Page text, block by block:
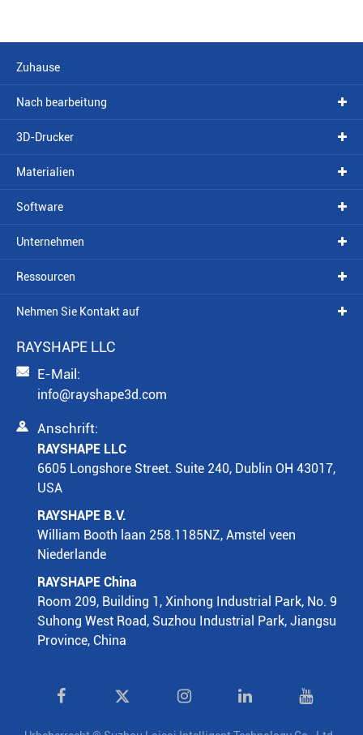
Zuhause
Nach bearbeitung
3D-Drucker
Materialien
Software
Unternehmen
Ressourcen
Nehmen Sie Kontakt auf
RAYSHAPE LLC
 E-Mail:
info@rayshape3d.com
 Anschrift:
RAYSHAPE LLC
6605 Longshore Street. Suite 240, Dublin OH 43017,
USA
RAYSHAPE B.V.
William Booth laan 258.1185NZ, Amstel veen
Niederlande
RAYSHAPE China
Room 209, Building 1, Xinhong Industrial Park, No. 9
Suhong West Road, Suzhou Industrial Park, Jiangsu
Province, China
